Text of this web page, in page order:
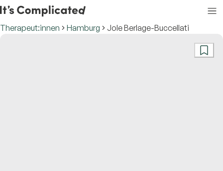
Therapeut:innen Hamburg Jole Berlage-Buccellati